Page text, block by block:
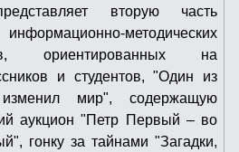
вторую часть
методических
ориентированных на
и студентов, "Один из
мир", содержащую
аукцион "Петр Первый – во
гонку за тайнами "Загадки,